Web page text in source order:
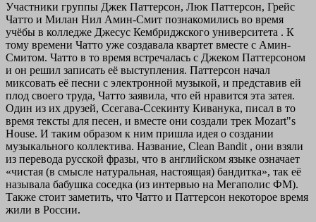
Участники группы Джек Паттерсон, Люк Паттерсон, Грейс
Чатто и Милан Нил Амин-Смит познакомились во время
учёбы в колледже Джесус Кембриджского университета . К
тому времени Чатто уже создавала квартет вместе с Амин-
Смитом. Чатто в то время встречалась с Джеком Паттерсоном
и он решил записать её выступления. Паттерсон начал
миксовать её песни с электронной музыкой, и представив ей
плод своего труда, Чатто заявила, что ей нравится эта затея.
Один из их друзей, Ссегава-Ссекинту Киванука, писал в то
время тексты для песен, и вместе они создали трек Mozart"s
House. И таким образом к ним пришла идея о создании
музыкального коллектива. Название, Clean Bandit , они взяли
из перевода русской фразы, что в английском языке означает
«чистая (в смысле натуральная, настоящая) бандитка», так её
называла бабушка соседка (из интервью на Мегаполис ФМ).
Также стоит заметить, что Чатто и Паттерсон некоторое время
жили в России.